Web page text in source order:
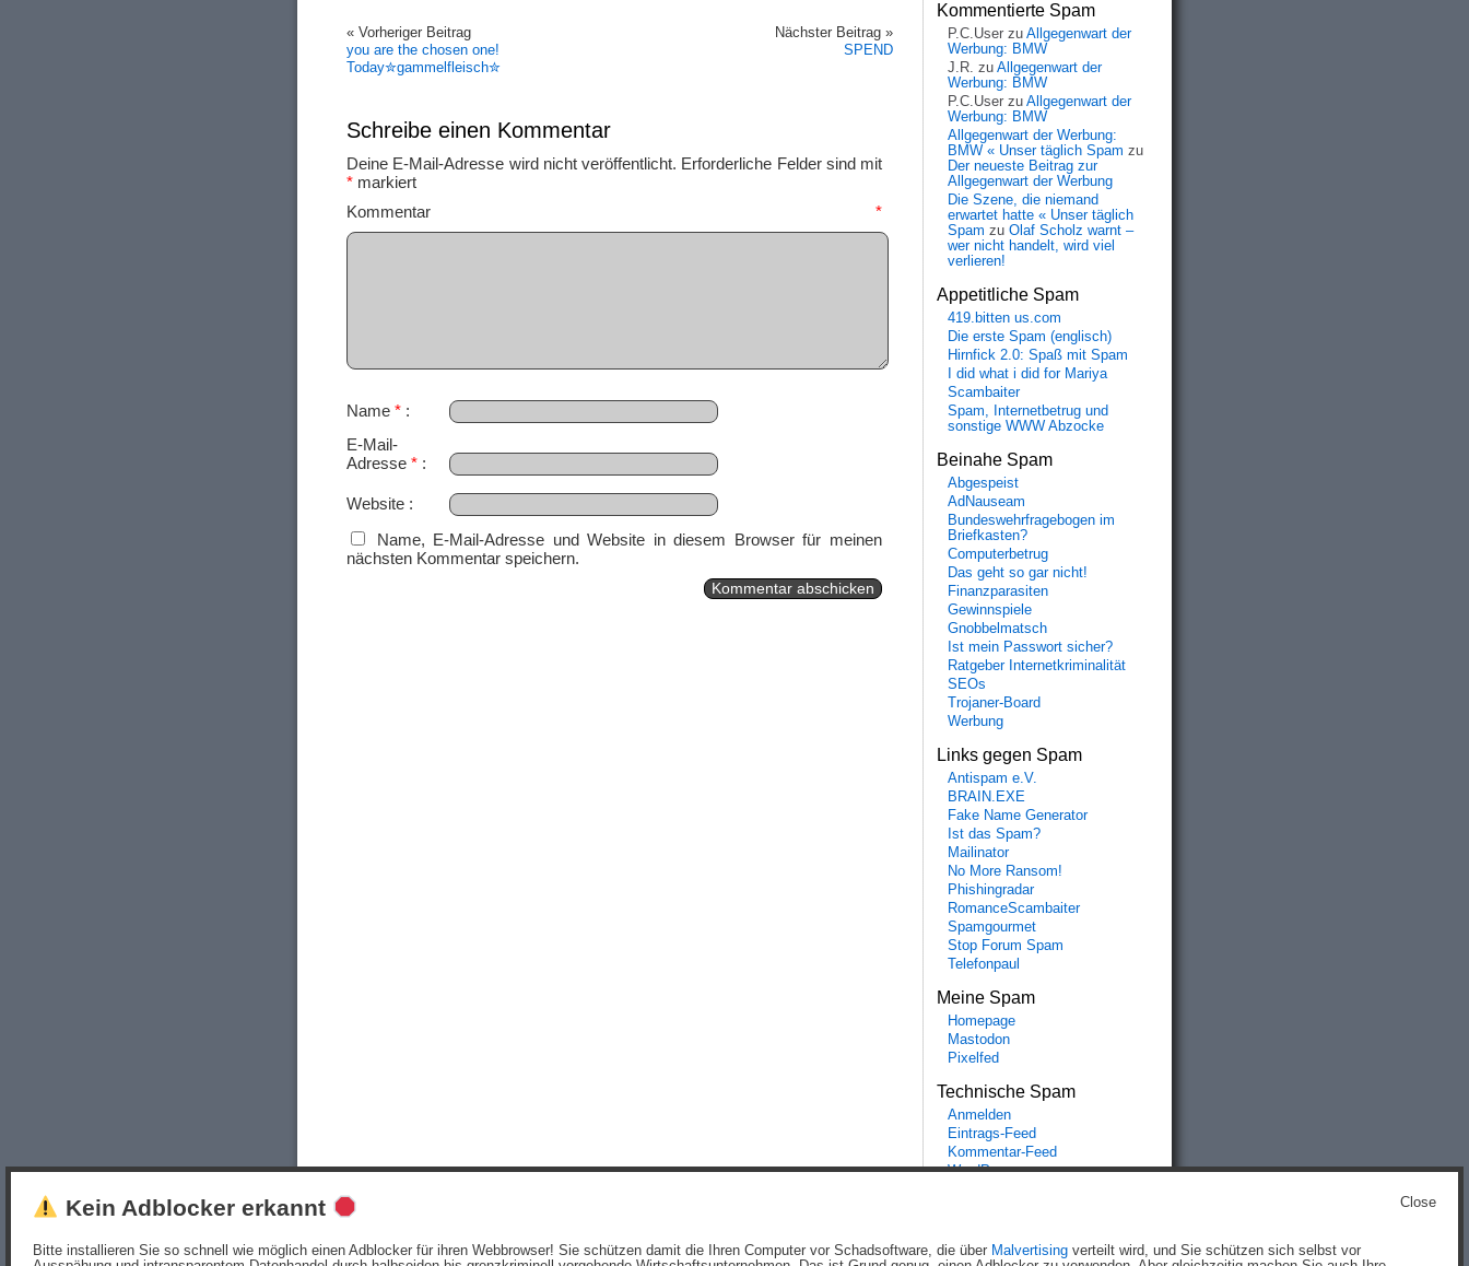
« Vorheriger Beitrag
y͏o͏u͏ a͏r͏e͏ t͏h͏e͏ c͏h͏o͏s͏e͏n͏ o͏n͏e͏!
T͏o͏d͏a͏y͏✮gammelfleisch✮
Nächster Beitrag »
SPEND
Schreibe einen Kommentar
Deine E-Mail-Adresse wird nicht veröffentlicht. Erforderliche Felder sind mit
* markiert
Kommentar *
Name *
E-Mail-
Adresse *
Website
Name, E-Mail-Adresse und Website in diesem Browser für meinen
nächsten Kommentar speichern.
Kommentierte Spam
P.C.User zu Allgegenwart der
Werbung: BMW
J.R. zu Allgegenwart der
Werbung: BMW
P.C.User zu Allgegenwart der
Werbung: BMW
Allgegenwart der Werbung:
BMW « Unser täglich Spam zu
Der neueste Beitrag zur
Allgegenwart der Werbung
Die Szene, die niemand
erwartet hatte « Unser täglich
Spam zu Olaf Scholz warnt –
wer nicht handelt, wird viel
verlieren!
Appetitliche Spam
419.bitten us.com
Die erste Spam (englisch)
Hirnfick 2.0: Spaß mit Spam
I did what i did for Mariya
Scambaiter
Spam, Internetbetrug und
sonstige WWW Abzocke
Beinahe Spam
Abgespeist
AdNauseam
Bundeswehrfragebogen im
Briefkasten?
Computerbetrug
Das geht so gar nicht!
Finanzparasiten
Gewinnspiele
Gnobbelmatsch
Ist mein Passwort sicher?
Ratgeber Internetkriminalität
SEOs
Trojaner-Board
Werbung
Links gegen Spam
Antispam e.V.
BRAIN.EXE
Fake Name Generator
Ist das Spam?
Mailinator
No More Ransom!
Phishingradar
RomanceScambaiter
Spamgourmet
Stop Forum Spam
Telefonpaul
Meine Spam
Homepage
Mastodon
Pixelfed
Technische Spam
Anmelden
Eintrags-Feed
Kommentar-Feed
WordPress.org
Beiträge (RSS)undKommentare (RSS).
Close
Kein Adblocker erkannt
Bitte installieren Sie so schnell wie möglich einen Adblocker für ihren Webbrowser! Sie schützen damit die Ihren Computer vor Schadsoftware, die über Malvertising verteilt wird, und Sie schützen sich selbst vor